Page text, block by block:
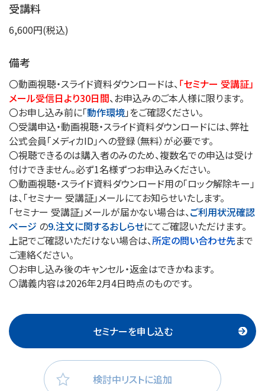
受講料
6,600円(税込)
備考
〇動画視聴・スライド資料ダウンロードは、「セミナー 受講証」
メール受信日より30日間、お申込みのご本人様に限ります。
〇お申し込み前に「動作環境」をご確認ください。
〇受講申込・動画視聴・スライド資料ダウンロードには、弊社
公式会員「メディカID」への登録（無料）が必要です。
〇視聴できるのは購入者のみのため、複数名での申込は受け
付けできません。必ず1名様ずつお申込みください。
〇動画視聴・スライド資料ダウンロード用の「ロック解除キー」
は、「セミナー 受講証」メールにてお知らせいたします。
「セミナー 受講証」メールが届かない場合は、ご利用状況確認
ページ の9.注文に関するおしらせにてご確認いただけます。
上記でご確認いただけない場合は、所定の問い合わせ先まで
ご連絡ください。
〇お申し込み後のキャンセル・返金はできかねます。
〇講義内容は2026年2月4日時点のものです。
セミナーを申し込む
検討中リストに追加